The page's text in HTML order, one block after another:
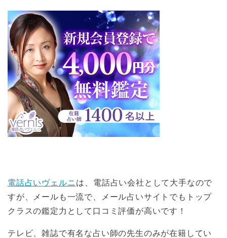
電話占いヴェルニは、電話占い会社として大手なので
すが、メールも一流で、メール占いサイトでもトップ
クラスの鑑定力として口コミ評価が高いです！
テレビ、雑誌で有名な占い師の先生のみが在籍してい